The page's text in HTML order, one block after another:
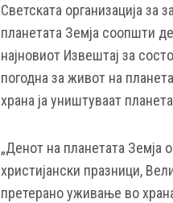
Светската организација за
планетата Земја соопшти
најновиот Извештај за
погодна за живот на
храна ја уништуваат
„Денот на планетата Земја
христијански празници,
претерано уживање во